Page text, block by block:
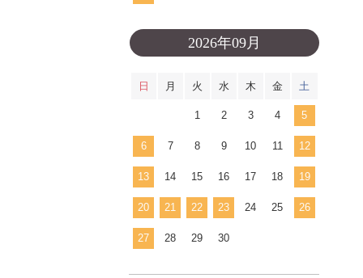
2026年09月
日 月 火 水 木 金 土
1 2 3 4 5
6 7 8 9 10 11 12
13 14 15 16 17 18 19
20 21 22 23 24 25 26
27 28 29 30